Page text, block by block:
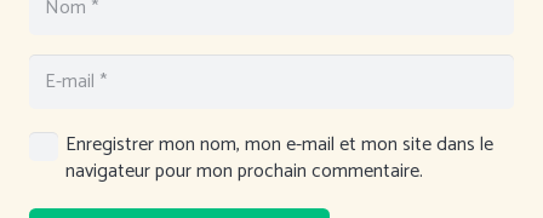
Enregistrer mon nom, mon e-mail et mon site dans le
navigateur pour mon prochain commentaire.